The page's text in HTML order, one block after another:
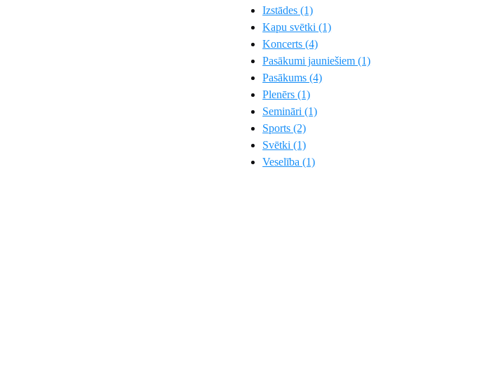
Izstādes (1)
Kapu svētki (1)
Koncerts (4)
Pasākumi jauniešiem (1)
Pasākums (4)
Plenērs (1)
Semināri (1)
Sports (2)
Svētki (1)
Veselība (1)